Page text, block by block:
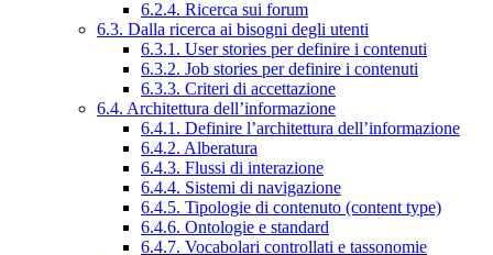
6.2.4. Ricerca sui forum
6.3. Dalla ricerca ai bisogni degli utenti
6.3.1. User stories per definire i contenuti
6.3.2. Job stories per definire i contenuti
6.3.3. Criteri di accettazione
6.4. Architettura dell’informazione
6.4.1. Definire l’architettura dell’informazione
6.4.2. Alberatura
6.4.3. Flussi di interazione
6.4.4. Sistemi di navigazione
6.4.5. Tipologie di contenuto (content type)
6.4.6. Ontologie e standard
6.4.7. Vocabolari controllati e tassonomie